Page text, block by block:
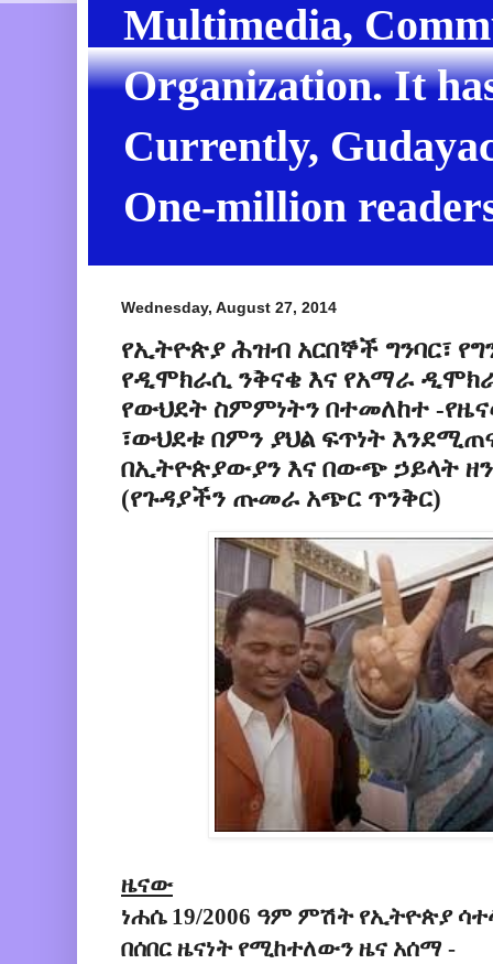
Multimedia,
Organization. It
Currently,
One-million
Wednesday, August 27, 2014
የኢትዮጵያ ሕዝብ አርበኞች ግንባር፣
የዲሞክራሲ ንቅናቄ እና የአማራ
የውህደት ስምምነትን በተመለከተ -
፣ውህደቱ በምን ያህል ፍጥነት
በኢትዮጵያውያን እና በውጭ ኃይላት
(የጉዳያችን ጡመራ አጭር ጥንቅር)
ዜናው
ነሐሴ 19/2006 ዓም ምሽት የኢትዮጵያ
በሰበር ዜናነት የሚከተለውን ዜና አሰማ -